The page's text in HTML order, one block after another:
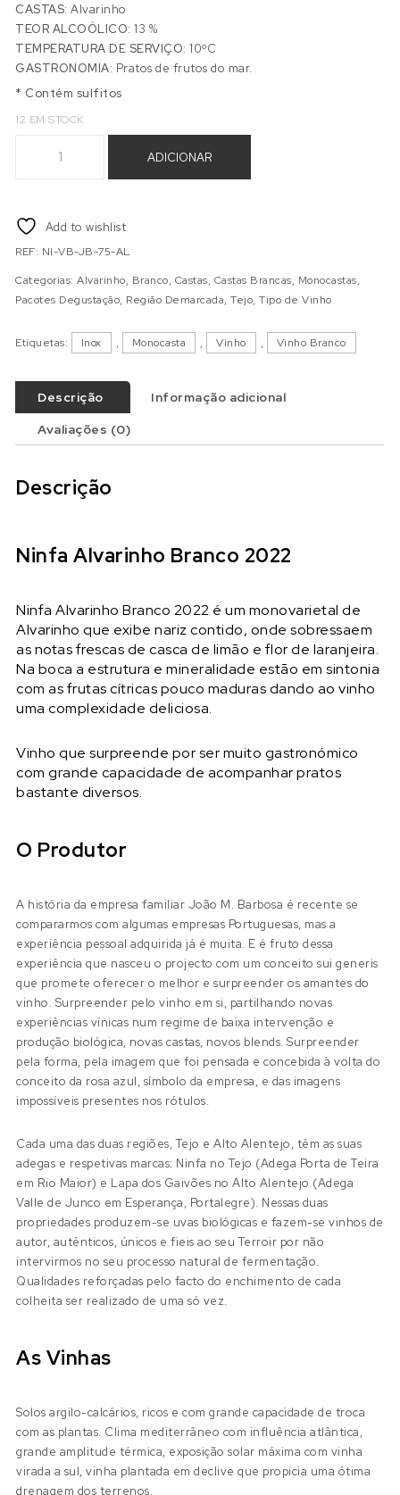
CASTAS: Alvarinho
TEOR ALCOÓLICO:13 %
TEMPERATURA DE SERVIÇO: 10ºC
GASTRONOMIA: Pratos de frutos do mar.
* Contém sulfitos
12 EM STOCK
ADICIONAR
Add to wishlist
REF: NI-VB-JB-75-AL
Categorias:Alvarinho, Branco, Castas, Castas Brancas, Monocastas,
Pacotes Degustação, Região Demarcada,Tejo,Tipo de Vinho
Etiquetas: Inox , Monocasta , Vinho , Vinho Branco
Descrição
Informação adicional
Avaliações (0)
Descrição
Ninfa Alvarinho Branco 2022
Ninfa Alvarinho Branco 2022 é um monovarietal de
Alvarinho que exibe nariz contido, onde sobressaem
as notas frescas de casca de limão e flor de laranjeira.
Na boca a estrutura e mineralidade estão em sintonia
com as frutas cítricas pouco maduras dando ao vinho
uma complexidade deliciosa.
Vinho que surpreende por ser muito gastronómico
com grande capacidade de acompanhar pratos
bastante diversos.
O Produtor
A história da empresa familiar João M. Barbosa é recente se
compararmos com algumas empresas Portuguesas, mas a
experiência pessoal adquirida já é muita. E é fruto dessa
experiência que nasceu o projecto com um conceito sui generis
que promete oferecer o melhor e surpreender os amantes do
vinho. Surpreender pelo vinho em si, partilhando novas
experiências vínicas num regime de baixa intervenção e
produção biológica, novas castas, novos blends. Surpreender
pela forma, pela imagem que foi pensada e concebida à volta do
conceito da rosa azul, símbolo da empresa, e das imagens
impossíveis presentes nos rótulos.
Cada uma das duas regiões, Tejo e Alto Alentejo, têm as suas
adegas e respetivas marcas: Ninfa no Tejo (Adega Porta de Teira
em Rio Maior) e Lapa dos Gaivões no Alto Alentejo (Adega
Valle de Junco em Esperança, Portalegre). Nessas duas
propriedades produzem-se uvas biológicas e fazem-se vinhos de
autor, autênticos, únicos e fieis ao seu Terroir por não
intervirmos no seu processo natural de fermentação.
Qualidades reforçadas pelo facto do enchimento de cada
colheita ser realizado de uma só vez.
As Vinhas
Solos argilo-calcários, ricos e com grande capacidade de troca
com as plantas. Clima mediterrâneo com influência atlântica,
grande amplitude térmica, exposição solar máxima com vinha
virada a sul, vinha plantada em declive que propicia uma ótima
drenagem dos terrenos.